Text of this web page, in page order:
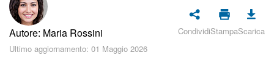
Piani e pagamento
Sicurezza in Bitrix24
Autore: Maria Rossini
Ultimo aggiornamento: 01 Maggio 2026
CondividiStampaScarica